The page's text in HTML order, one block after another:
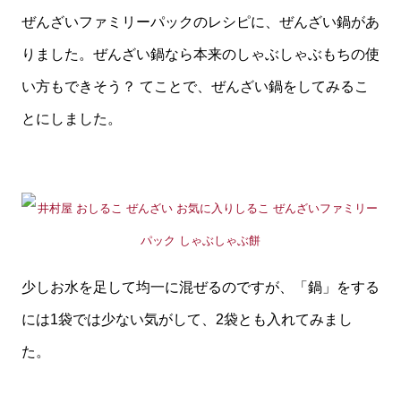
ぜんざいファミリーパックのレシピに、ぜんざい鍋があ
りました。ぜんざい鍋なら本来のしゃぶしゃぶもちの使
い方もできそう？ てことで、ぜんざい鍋をしてみるこ
とにしました。
少しお水を足して均一に混ぜるのですが、「鍋」をする
には1袋では少ない気がして、2袋とも入れてみまし
た。